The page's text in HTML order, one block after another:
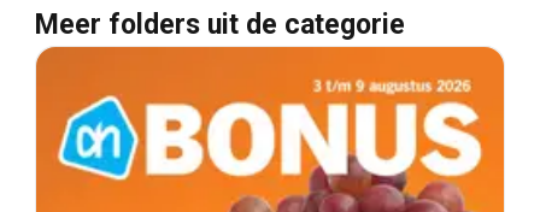
Meer folders uit de categorie